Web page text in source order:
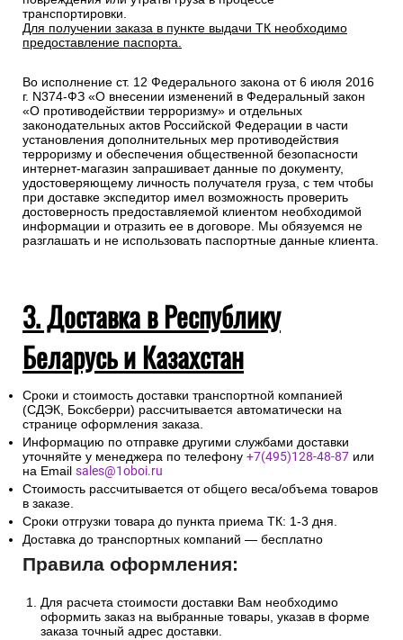
транспортировки.
Для получении заказа в пункте выдачи ТК необходимо
предоставление паспорта.
Во исполнение ст. 12 Федерального закона от 6 июля 2016
г. N374-ФЗ «О внесении изменений в Федеральный закон
«О противодействии терроризму» и отдельных
законодательных актов Российской Федерации в части
установления дополнительных мер противодействия
терроризму и обеспечения общественной безопасности
интернет-магазин запрашивает данные по документу,
удостоверяющему личность получателя груза, с тем чтобы
при доставке экспедитор имел возможность проверить
достоверность предоставляемой клиентом необходимой
информации и отразить ее в договоре. Мы обязуемся не
разглашать и не использовать паспортные данные клиента.
3. Доставка в Республику
Беларусь и Казахстан
Сроки и стоимость доставки транспортной компанией
(СДЭК, Боксберри) рассчитывается автоматически на
странице оформления заказа.
Информацию по отправке другими службами доставки
уточняйте у менеджера по телефону +7(495)128-48-87 или
на Email sales@1oboi.ru
Стоимость рассчитывается от общего веса/объема товаров
в заказе.
Сроки отгрузки товара до пункта приема ТК: 1-3 дня.
Доставка до транспортных компаний — бесплатно
Правила оформления:
Для расчета стоимости доставки Вам необходимо
оформить заказ на выбранные товары, указав в форме
заказа точный адрес доставки.